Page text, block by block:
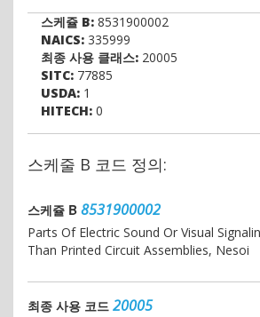
스케쥴 B: 8531900002
NAICS: 335999
최종 사용 클래스: 20005
SITC: 77885
USDA: 1
HITECH: 0
스케줄 B 코드 정의:
스케쥴 B 8531900002
Parts Of Electric Sound Or Visual
Than Printed Circuit Assemblies, Nesoi
최종 사용 코드 20005